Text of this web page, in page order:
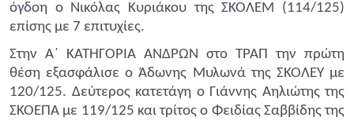
όγδοη ο Νικόλας Κυριάκου της ΣΚΟΛΕΜ (114/125)
επίσης με 7 επιτυχίες.
Στην Α΄ ΚΑΤΗΓΟΡΙΑ ΑΝΔΡΩΝ στο ΤΡΑΠ την πρώτη
θέση εξασφάλισε ο Άδωνης Μυλωνά της ΣΚΟΛΕΥ με
120/125. Δεύτερος κατετάγη ο Γιάννης Αηλιώτης της
ΣΚΟΕΠΑ με 119/125 και τρίτος ο Φειδίας Σαββίδης της